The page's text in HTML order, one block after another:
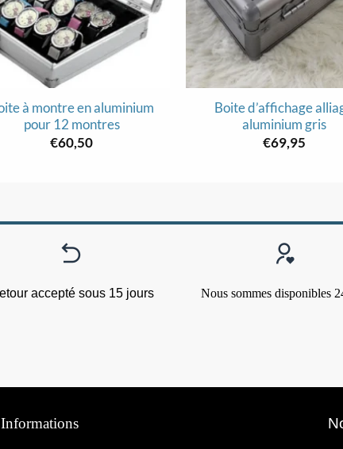
à montre en aluminium
pour 12 montres
€60,50
Boite d’affichage
aluminium gris
€69,95
accepté sous 15 jours Nous sommes disponibles
Informations